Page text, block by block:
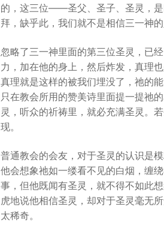
的，这三位——圣父、圣子、圣灵，是
拜，缺乎此，我们就不是相信三一神的
忽略了三一神里面的第三位圣灵，已
力，加在他的身上，然后炸发，真理
真理就是这样的被我们埋没了，祂的
只在教会所用的赞美诗里面提一提祂
灵，听众的祈祷里，就必充满圣灵。
现。
普通教会的会友，对于圣灵的认识是
他会想象祂如一缕看不见的白烟，缠
事，但他既闻有圣灵，就不得不如此
虎地说他相信圣灵，却对于圣灵毫无
太稀奇。